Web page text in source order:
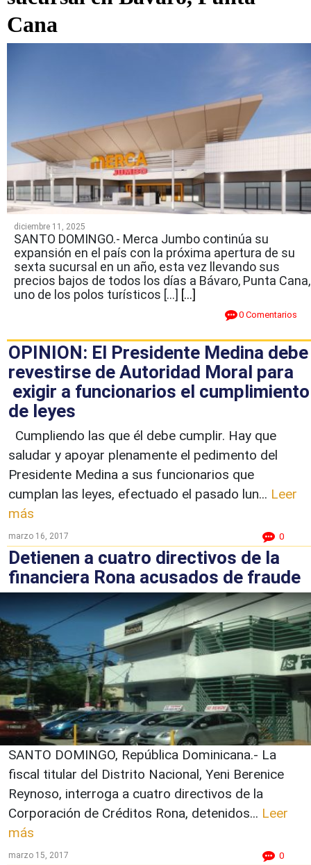
Cana
diciembre 11, 2025
SANTO DOMINGO.- Merca Jumbo continúa su
expansión en el país con la próxima apertura de su
sexta sucursal en un año, esta vez llevando sus
precios bajos de todos los días a Bávaro, Punta Cana,
uno de los polos turísticos […] [...]
0 Comentarios
OPINION: El Presidente Medina debe
revestirse de Autoridad Moral para
exigir a funcionarios el cumplimiento
de leyes
Cumpliendo las que él debe cumplir. Hay que
saludar y apoyar plenamente el pedimento del
Presidente Medina a sus funcionarios que
cumplan las leyes, efectuado el pasado lun... Leer
más
marzo 16, 2017 0
Detienen a cuatro directivos de la
financiera Rona acusados de fraude
SANTO DOMINGO, República Dominicana.- La
fiscal titular del Distrito Nacional, Yeni Berenice
Reynoso, interroga a cuatro directivos de la
Corporación de Créditos Rona, detenidos... Leer
más
marzo 15, 2017 0